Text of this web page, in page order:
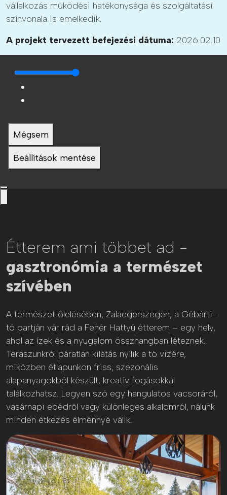
vállalkozás működési hatékonysága és szolgáltatási
színvonala is emelkedik.
A projekt tervezett befejezési dátuma: 2026.02.10
Mégsem
Beállítások mentése
Étterem ami többet ad -
gasztronómia a természet
szívében
A természet ölelésében, Zalaegerszegen, a Gébárti-
tó partján vár rád a Fehér Hattyú étterem – egy hely,
ahol az ízek és a nyugalom összhangban léteznek.
Teraszunkról páratlan kilátás nyílik a tó vizére,
miközben étlapunkon friss, szezonális
alapanyagokból készült, kreatív fogásokkal
találkozhatsz. Legyen szó egy hangulatos vacsoráról,
vasárnapi ebédről vagy különleges alkalomról, nálunk
minden étkezés élménnyé válik.